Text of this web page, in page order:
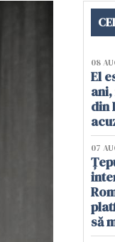
08
El
din
07
să